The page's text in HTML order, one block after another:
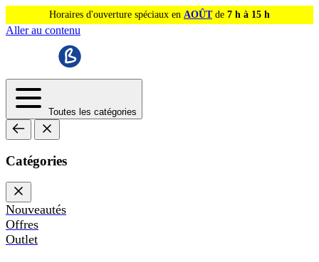
Horaires d'ouverture spéciaux en AOÛTde 7 h à 15 h
Aller au contenu
Toutes les catégories
Catégories
Nouveautés
Offres
Outlet